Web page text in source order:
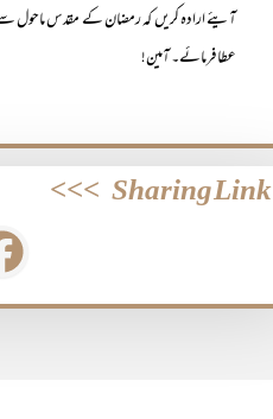
آیئے ارادہ کریں کہ رمضان کے مقدس ماحول سے
عطا فرمائے۔ آمین!
Sharing Link
>>>